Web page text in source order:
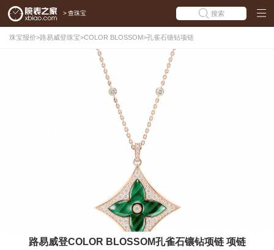
> 查珠宝 搜索
珠宝报价>路易威登珠宝>COLOR BLOSSOM>孔雀石镶钻项链
路易威登COLOR BLOSSOM孔雀石镶钻项链 项链